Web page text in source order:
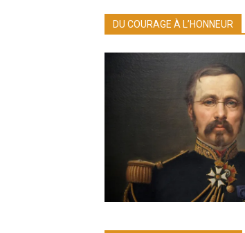
DU COURAGE À L’HONNEUR